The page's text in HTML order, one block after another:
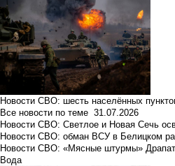
Новости СВО: шесть населённых
Все новости по теме 31.07.2026
Новости СВО: Светлое и Новая Сечь
Новости СВО: обман ВСУ в Белицком
Новости СВО: «Мясные штурмы»
Вода